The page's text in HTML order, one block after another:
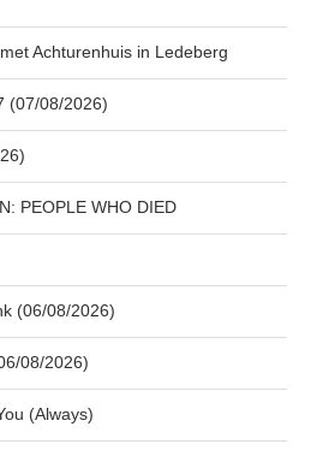
Achturenhuis in Ledeberg
(07/08/2026)
PEOPLE WHO DIED
(06/08/2026)
08/2026)
(Always)